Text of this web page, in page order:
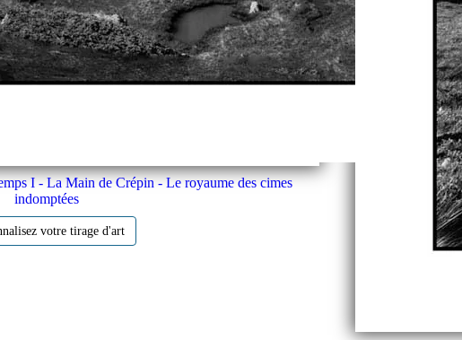
I - La Main de Crépin - Le royaume des cimes
indomptées
votre tirage d'art